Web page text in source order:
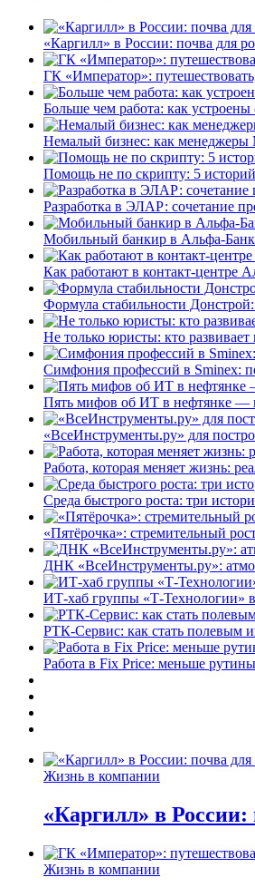
«Каргилл» в России: почва для
ГК «Император»:
Больше чем работа: как
Немалый бизнес: как
Помощь не по скрипту: 5
Разработка в ЭЛАР: сочетание
Мобильный банкир в Альфа-
Как работают в контакт-центре
Формула стабильности
Не только юристы: кто
Симфония профессий в Sminex:
Пять мифов об ИТ в нефтянке —
«ВсеИнструменты.ру» для
Работа, которая меняет жизнь:
Среда быстрого роста: три
«Пятёрочка»: стремительный
ДНК «ВсеИнструменты.ру»:
ИТ-хаб группы «Т-Технологии»
РТК-Сервис: как стать полевым
Работа в Fix Price: меньше
Жизнь в компании
«Каргилл» в России:
Жизнь в компании